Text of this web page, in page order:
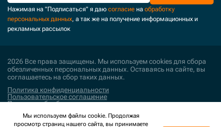
Нажимая на "Подписаться" я даю согласие на обработку
персональных данных, а так же на получение информационных и
рекламных рассылок
2026 Все права защищены. Мы используем cookies для сбора
обезличенных персональных данных. Оставаясь на сайте, вы
соглашаетесь на сбор таких данных.
Политика конфиденциальности
Пользовательское соглашение
Политика обработки персональных данных
Поддержка и развитие
Мы используем файлы cookie. Продолжая
просмотр страниц нашего сайта, вы принимаете